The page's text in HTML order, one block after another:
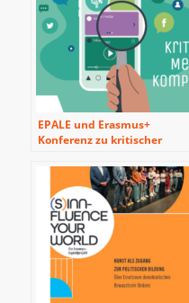
EPALE und Erasmus+
Konferenz zu kritischer
Informationskompetenz in
Wien